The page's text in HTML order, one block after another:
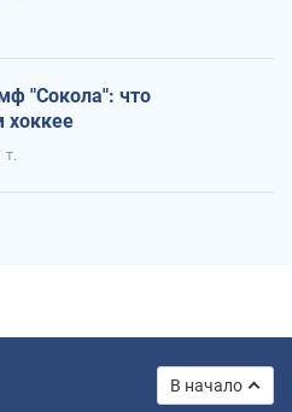
"Сокола": что
хоккее
т.
В начало